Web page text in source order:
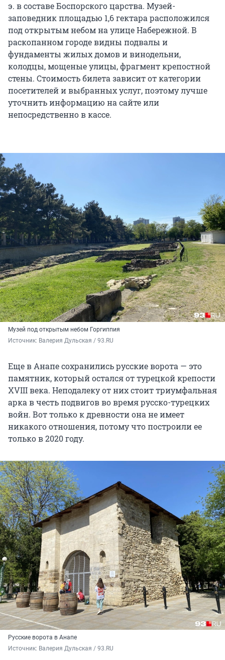
э. в составе Боспорского царства. Музей-
заповедник площадью 1,6 гектара расположился
под открытым небом на улице Набережной. В
раскопанном городе видны подвалы и
фундаменты жилых домов и винодельни,
колодцы, мощеные улицы, фрагмент крепостной
стены. Стоимость билета зависит от категории
посетителей и выбранных услуг, поэтому лучше
уточнить информацию на сайте или
непосредственно в кассе.
Музей под открытым небом Горгиппия
Источник: Валерия Дульская / 93.RU
Еще в Анапе сохранились русские ворота — это
памятник, который остался от турецкой крепости
XVIII века. Неподалеку от них стоит триумфальная
арка в честь подвигов во время русско-турецких
войн. Вот только к древности она не имеет
никакого отношения, потому что построили ее
только в 2020 году.
Русские ворота в Анапе
Источник: Валерия Дульская / 93.RU